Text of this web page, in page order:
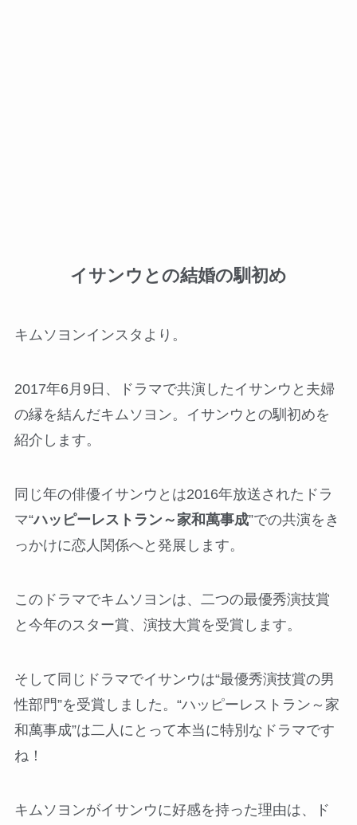
イサンウとの結婚の馴初め
キムソヨンインスタより。
2017年6月9日、ドラマで共演したイサンウと夫婦
の縁を結んだキムソヨン。イサンウとの馴初めを
紹介します。
同じ年の俳優イサンウとは2016年放送されたドラ
マ“ハッピーレストラン～家和萬事成”での共演をき
っかけに恋人関係へと発展します。
このドラマでキムソヨンは、二つの最優秀演技賞
と今年のスター賞、演技大賞を受賞します。
そして同じドラマでイサンウは“最優秀演技賞の男
性部門”を受賞しました。“ハッピーレストラン～家
和萬事成”は二人にとって本当に特別なドラマです
ね！
キムソヨンがイサンウに好感を持った理由は、ド